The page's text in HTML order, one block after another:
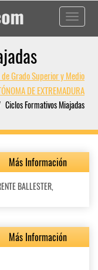
Toggle
Grado Superior y Medio
DE EXTREMADURA
Ciclos Formativos Miajadas
Más Información
BALLESTER,
Más Información